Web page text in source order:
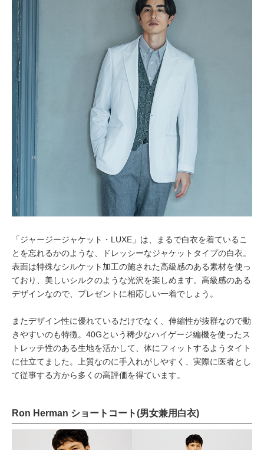
「ジャージージャケット・LUXE」は、まるで白衣を着ているこ
とを忘れるかのような、ドレッシーなジャケットタイプの白衣。
表面は特殊なシルケット加工の施された高級感のある素材を使っ
ており、美しいシルクのような光沢を楽しめます。高級感のある
デザインなので、プレゼントに相応しい一着でしょう。
またデザイン性に優れているだけでなく、伸縮性が抜群なので動
きやすいのも特徴。40Gという稀少なハイゲージ編機を使ったス
トレッチ性のある生地を活かして、体にフィットするようタイト
に仕立てました。上質なのに手入れがしやすく、実際に医者とし
て従事する方から多くの高評価を得ています。
Ron Herman ショートコート(男女兼用白衣)